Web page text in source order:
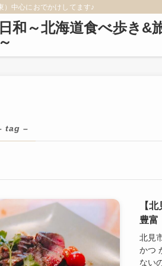
）中心におでかけしてます♪
和～北海道食べ歩き&
tag –
【
豊富
北見
かつ
ない